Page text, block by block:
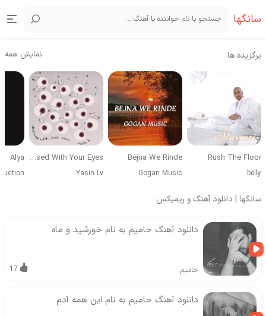
سانگها
برگزیده ها نمایش همه
Rush The Floor
belly
Bejna We Rinde
Gogan Music
Obsessed With Your Eyes
Yasin Lv
Alya
سانگها | دانلود آهنگ و ریمیکس
دانلود آهنگ حامیم به نام خورشید و ماه
حامیم 17
دانلود آهنگ حامیم به نام این همه آدم